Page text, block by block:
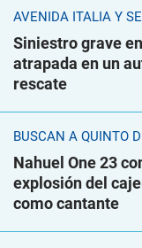
AVENIDA ITALIA Y
Siniestro grave
atrapada en un
rescate
BUSCAN A QUINTO
Nahuel One 23
explosión del
como cantante